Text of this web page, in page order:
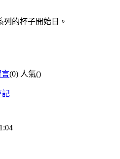
列的杯子開始日。
言(0) 人氣()
記